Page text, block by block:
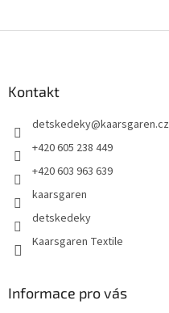
Kontakt
detskedeky@kaarsgaren.cz
+420 605 238 449
+420 603 963 639
kaarsgaren
detskedeky
Kaarsgaren Textile
Informace pro vás